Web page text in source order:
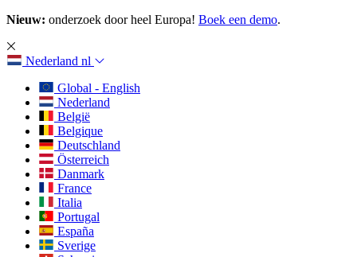
Nieuw: onderzoek door heel Europa! Boek een demo.
Nederland nl
Global - English
Nederland
België
Belgique
Deutschland
Österreich
Danmark
France
Italia
Portugal
España
Sverige